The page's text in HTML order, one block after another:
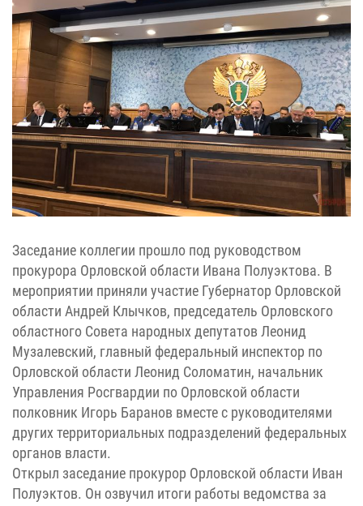
Заседание коллегии прошло под руководством
прокурора Орловской области Ивана Полуэктова. В
мероприятии приняли участие Губернатор Орловской
области Андрей Клычков, председатель Орловского
областного Совета народных депутатов Леонид
Музалевский, главный федеральный инспектор по
Орловской области Леонид Соломатин, начальник
Управления Росгвардии по Орловской области
полковник Игорь Баранов вместе с руководителями
других территориальных подразделений федеральных
органов власти.
Открыл заседание прокурор Орловской области Иван
Полуэктов. Он озвучил итоги работы ведомства за